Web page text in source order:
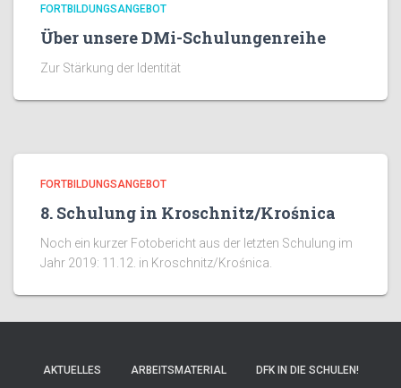
FORTBILDUNGSANGEBOT
Über unsere DMi-Schulungenreihe
Zur Stärkung der Identität
FORTBILDUNGSANGEBOT
8. Schulung in Kroschnitz/Krośnica
Noch ein kurzer Fotobericht aus der letzten Schulung im
Jahr 2019: 11.12. in Kroschnitz/Krośnica.
AKTUELLES ARBEITSMATERIAL DFK IN DIE SCHULEN!